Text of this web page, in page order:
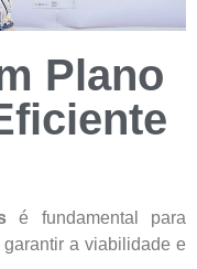
Plano
é fundamental para
a viabilidade e